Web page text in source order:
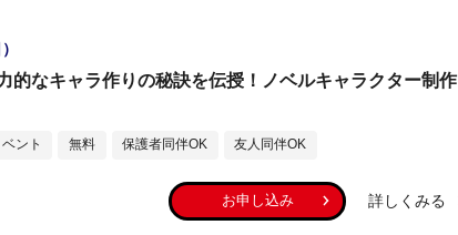
的なキャラ作りの秘訣を伝授！ノベルキャラクター制作
ント 無料 保護者同伴OK 友人同伴OK
お申し込み 詳しくみる